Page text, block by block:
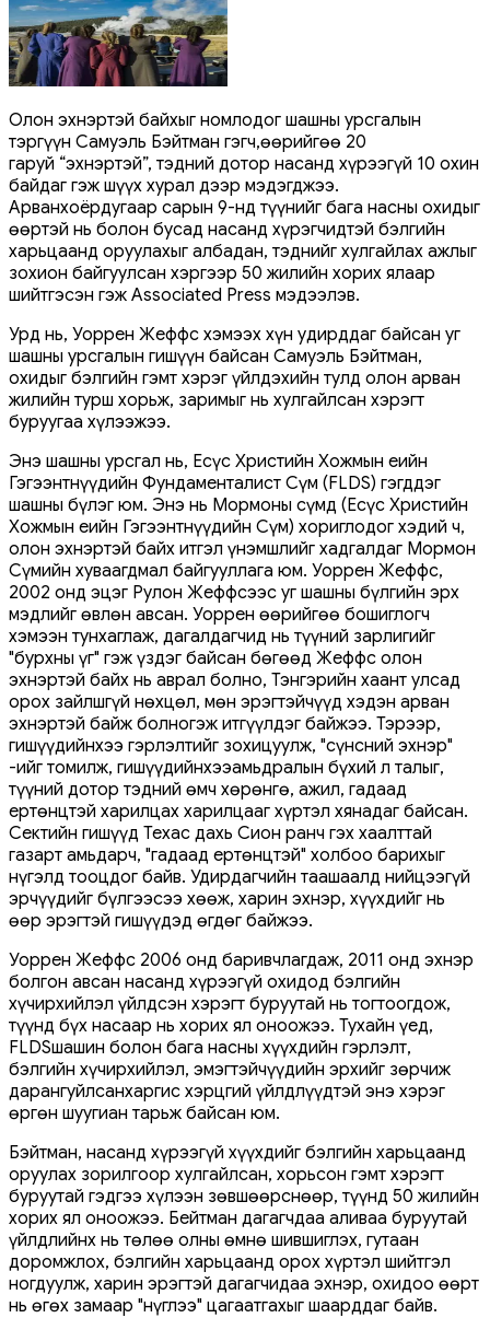
Олон эхнэртэй байхыг номлодог шашны урсгалын
тэргүүн Самуэль Бэйтман гэгч,өөрийгөө 20
гаруй “эхнэртэй”, тэдний дотор насанд хүрээгүй 10 охин
байдаг гэж шүүх хурал дээр мэдэгджээ.
Арванхоёрдугаар сарын 9-нд түүнийг бага насны охидыг
өөртэй нь болон бусад насанд хүрэгчидтэй бэлгийн
харьцаанд оруулахыг албадан, тэднийг хулгайлах ажлыг
зохион байгуулсан хэргээр 50 жилийн хорих ялаар
шийтгэсэн гэж Associated Press мэдээлэв.
Урд нь, Уоррен Жеффс хэмээх хүн удирддаг байсан уг
шашны урсгалын гишүүн байсан Самуэль Бэйтман,
охидыг бэлгийн гэмт хэрэг үйлдэхийн тулд олон арван
жилийн турш хорьж, заримыг нь хулгайлсан хэрэгт
буруугаа хүлээжээ.
Энэ шашны урсгал нь, Есүс Христийн Хожмын Үеийн
Гэгээнтнүүдийн Фундаменталист Сүм (FLDS) гэгддэг
шашны бүлэг юм. Энэ нь Мормоны сүмд (Есүс Христийн
Хожмын Үеийн Гэгээнтнүүдийн Сүм) хориглодог хэдий ч,
олон эхнэртэй байх итгэл үнэмшлийг хадгалдаг Мормон
Сүмийн хуваагдмал байгууллага юм. Уоррен Жеффс,
2002 онд эцэг Рулон Жеффсээс уг шашны бүлгийн эрх
мэдлийг өвлөн авсан. Уоррен өөрийгөө бошиглогч
хэмээн тунхаглаж, дагалдагчид нь түүний зарлигийг
"бурхны үг" гэж үздэг байсан бөгөөд Жеффс олон
эхнэртэй байх нь аврал болно, Тэнгэрийн хаант улсад
орох зайлшгүй нөхцөл, мөн эрэгтэйчүүд хэдэн арван
эхнэртэй байж болногэж итгүүлдэг байжээ. Тэрээр,
гишүүдийнхээ гэрлэлтийг зохицуулж, "сүнсний эхнэр"
-ийг томилж, гишүүдийнхээамьдралын бүхий л талыг,
түүний дотор тэдний өмч хөрөнгө, ажил, гадаад
ертөнцтэй харилцах харилцааг хүртэл хянадаг байсан.
Сектийн гишүүд Техас дахь Сион ранч гэх хаалттай
газарт амьдарч, "гадаад ертөнцтэй" холбоо барихыг
нүгэлд тооцдог байв. Удирдагчийн таашаалд нийцээгүй
эрчүүдийг бүлгээсээ хөөж, харин эхнэр, хүүхдийг нь
өөр эрэгтэй гишүүдэд өгдөг байжээ.
Уоррен Жеффс 2006 онд баривчлагдаж, 2011 онд эхнэр
болгон авсан насанд хүрээгүй охидод бэлгийн
хүчирхийлэл үйлдсэн хэрэгт буруутай нь тогтоогдож,
түүнд бүх насаар нь хорих ял оноожээ. Тухайн үед,
FLDSшашин болон бага насны хүүхдийн гэрлэлт,
бэлгийн хүчирхийлэл, эмэгтэйчүүдийн эрхийг зөрчиж
дарангуйлсанхаргис хэрцгий үйлдлүүдтэй энэ хэрэг
өргөн шуугиан тарьж байсан юм.
Бэйтман, насанд хүрээгүй хүүхдийг бэлгийн харьцаанд
оруулах зорилгоор хулгайлсан, хорьсон гэмт хэрэгт
буруутай гэдгээ хүлээн зөвшөөрснөөр, түүнд 50 жилийн
хорих ял оноожээ. Бейтман дагагчдаа аливаа буруутай
үйлдлийнх нь төлөө олны өмнө шившиглэх, гутаан
доромжлох, бэлгийн харьцаанд орох хүртэл шийтгэл
ногдуулж, харин эрэгтэй дагагчидаа эхнэр, охидоо өөрт
нь өгөх замаар "нүглээ" цагаатгахыг шаарддаг байв.